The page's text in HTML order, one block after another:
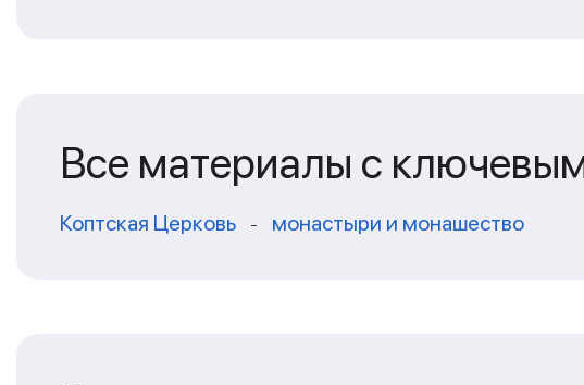
Все материалы с
Коптская Церковь - монастыри и монашество